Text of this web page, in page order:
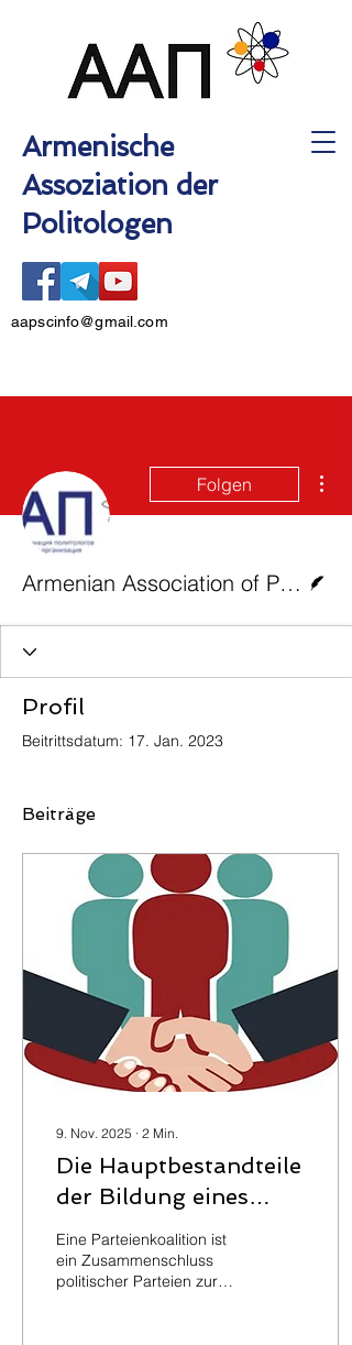
Armenische
Assoziation der
Politologen
aapscinfo@gmail.com
Folgen
Armenian Association of Political Scientists
Profil
Beitrittsdatum: 17. Jan. 2023
Beiträge
9. Nov. 2025 ∙ 2 Min.
Die Hauptbestandteile
der Bildung eines
Formatszur
Vereinigung
oppositioneller
Eine Parteienkoalition ist
ein Zusammenschluss
politischer Parteien zur